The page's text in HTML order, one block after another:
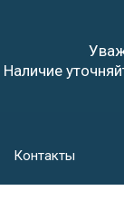
Наличие
Контакты